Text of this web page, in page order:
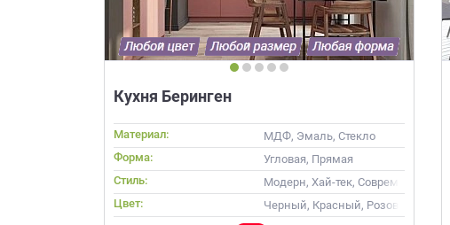
Кухня Беринген
Материал:
МДФ, Эмаль, Стекло
Форма:
Угловая, Прямая
Стиль:
Модерн, Хай-тек, Современные
Цвет:
Черный, Красный, Розовый